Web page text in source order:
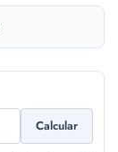
Calcular